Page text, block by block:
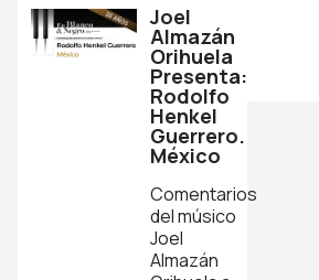
Joel
Almazán
Orihuela
Presenta:
Rodolfo
Henkel
Guerrero.
México
Comentarios
del músico
Joel
Almazán